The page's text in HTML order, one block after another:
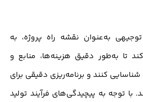
به‌عنوان نقشه راه پروژه، به
تا به‌طور دقیق هزینه‌ها، منابع و
شناسایی کنند و برنامه‌ریزی دقیقی برای
با توجه به پیچیدگی‌های فرآیند تولید